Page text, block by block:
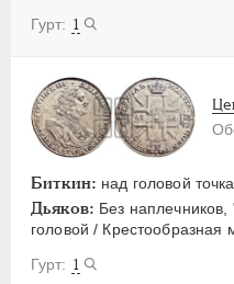
1
Биткин: над головой точка
Дьяков: Без
головой /
1